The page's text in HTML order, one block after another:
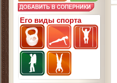
Его виды спорта